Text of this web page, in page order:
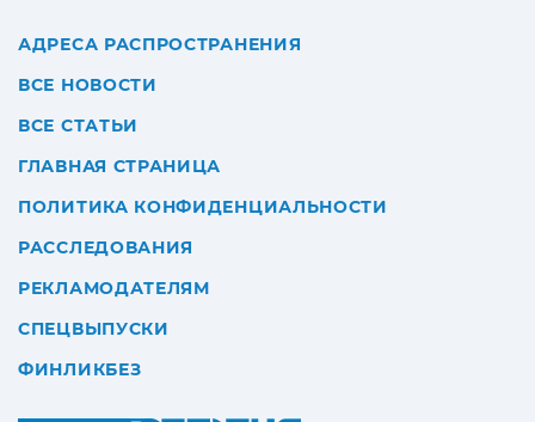
АДРЕСА РАСПРОСТРАНЕНИЯ
ВСЕ НОВОСТИ
ВСЕ СТАТЬИ
ГЛАВНАЯ СТРАНИЦА
ПОЛИТИКА КОНФИДЕНЦИАЛЬНОСТИ
РАССЛЕДОВАНИЯ
РЕКЛАМОДАТЕЛЯМ
СПЕЦВЫПУСКИ
ФИНЛИКБЕЗ